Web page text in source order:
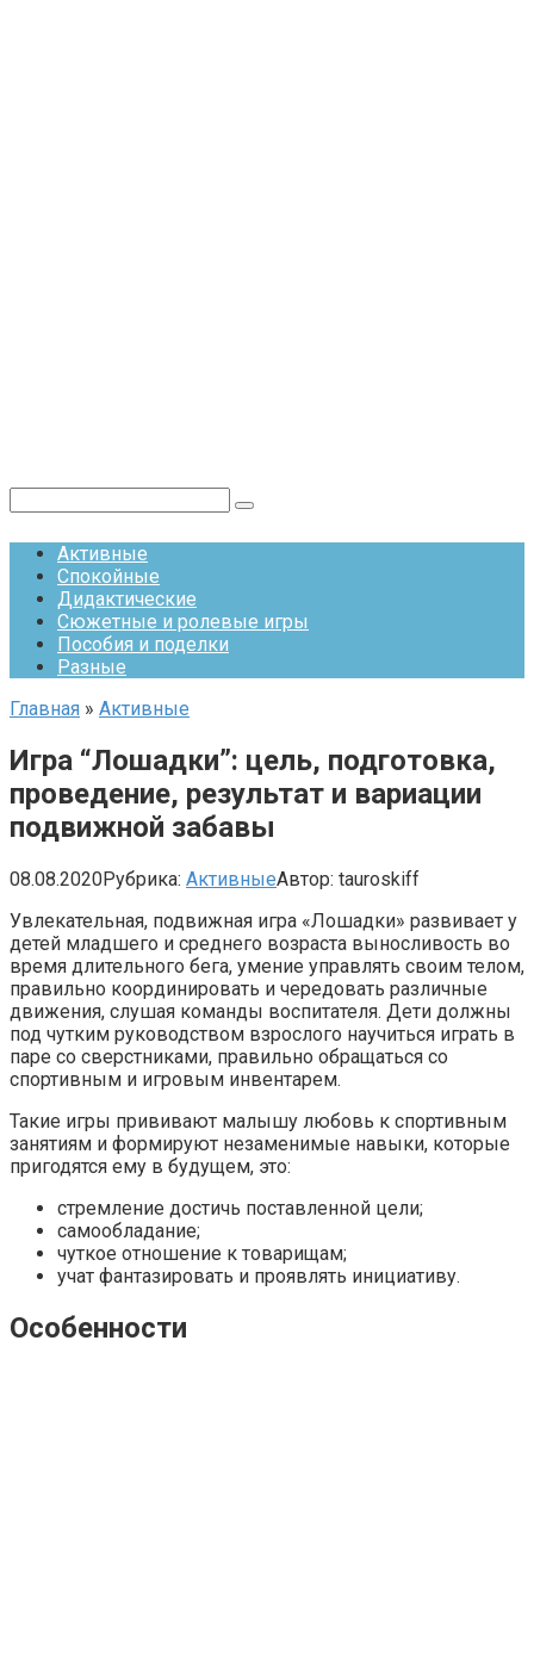
Активные
Спокойные
Дидактические
Сюжетные и ролевые игры
Пособия и поделки
Разные
Главная » Активные
Игра “Лошадки”: цель, подготовка,
проведение, результат и вариации
подвижной забавы
08.08.2020Рубрика: АктивныеАвтор: tauroskiff
Увлекательная, подвижная игра «Лошадки» развивает у
детей младшего и среднего возраста выносливость во
время длительного бега, умение управлять своим телом,
правильно координировать и чередовать различные
движения, слушая команды воспитателя. Дети должны
под чутким руководством взрослого научиться играть в
паре со сверстниками, правильно обращаться со
спортивным и игровым инвентарем.
Такие игры прививают малышу любовь к спортивным
занятиям и формируют незаменимые навыки, которые
пригодятся ему в будущем, это:
стремление достичь поставленной цели;
самообладание;
чуткое отношение к товарищам;
учат фантазировать и проявлять инициативу.
Особенности